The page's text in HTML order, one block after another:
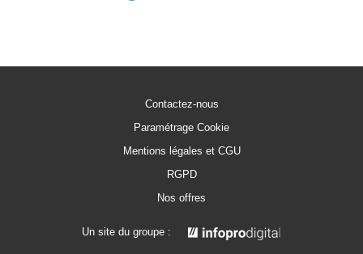
Contactez-nous
Paramétrage Cookie
Mentions légales et CGU
RGPD
Nos offres
Un site du groupe :